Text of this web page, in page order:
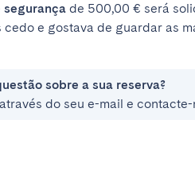
de 500,00 € será
cedo e gostava de guardar as
sobre a sua reserva?
do seu e-mail e